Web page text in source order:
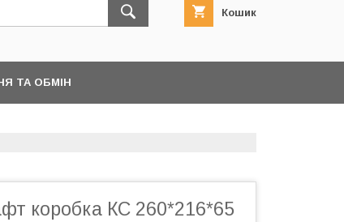
Кошик
ТА ОБМІН
коробка КС 260*216*65